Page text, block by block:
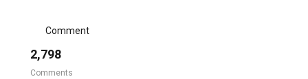
Comment
2,798
Comments